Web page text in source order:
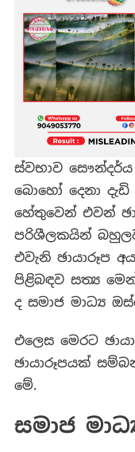
?
ස්වභාව සෞන්දර්ය
බොහෝ දෙනා
හේතුවෙන් එවන්
පරිශීලකයින්
එවැනි ඡායාරූප
පිළිබඳව සත්‍ය
ද සමාජ මාධ්‍ය
එලෙස මෙරට
ඡායාරූපයක්
මේ.
සමාජ